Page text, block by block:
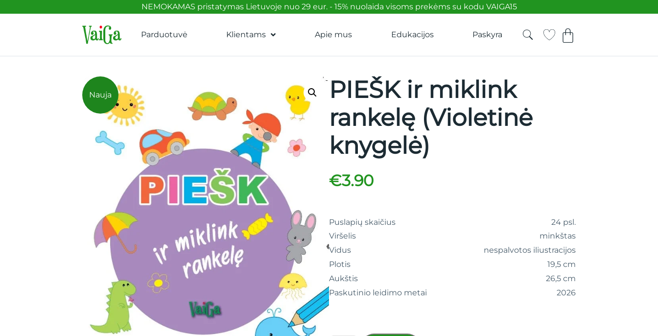
NEMOKAMAS pristatymas Lietuvoje nuo 29 eur. - 15% nuolaida visoms prekėms su kodu VAIGA15
Parduotuvė Klientams Apie mus Edukacijos Paskyra
Nauja
PIEŠK ir miklink
rankelę (Violetinė
knygelė)
€3.90
Puslapių skaičius
24 psl.
Viršelis
minkštas
Vidus
nespalvotos iliustracijos
Plotis
19,5 cm
Aukštis
26,5 cm
Paskutinio leidimo metai
2026